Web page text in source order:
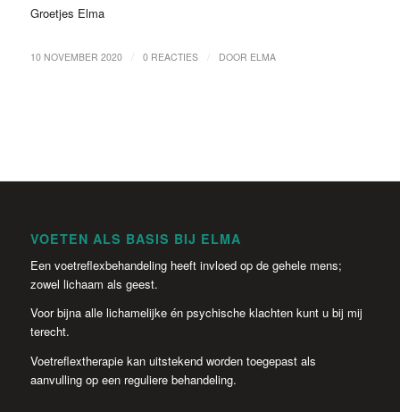
Groetjes Elma
10 NOVEMBER 2020 0 REACTIES DOOR ELMA
VOETEN ALS BASIS BIJ ELMA
Een voetreflexbehandeling heeft invloed op de gehele mens;
zowel lichaam als geest.
Voor bijna alle lichamelijke én psychische klachten kunt u bij mij
terecht.
Voetreflextherapie kan uitstekend worden toegepast als
aanvulling op een reguliere behandeling.